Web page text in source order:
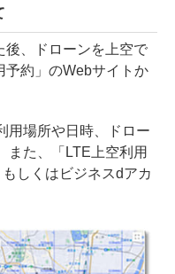
、ドローンを上空で
予約」のWebサイトか
場所や日時、ドロー
また、「LTE上空利用
しくはビジネスdアカ